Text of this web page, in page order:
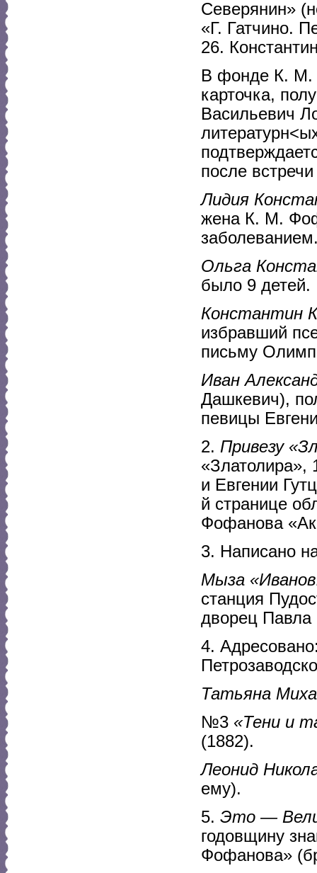
Северянин»
«Г. Гатчино.
26.
В фонде К. М.
карточка,
Васильевич
после
Лидия
жена К. М.
Ольга
было 9 детей.
Константин
избравший
письму
Иван
Дашкевич),
певицы
2. Привезу
«Златолира»,
и Евгении
й странице
Фофанова
3. Написано
Мыза
станция
дворец Павла
4.
Татьяна
№3 «Тени и
(1882).
Леонид
ему).
5. Это —
годовщину
Фофанова»